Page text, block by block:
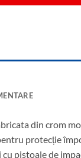
din crom
protecție
pistoale de